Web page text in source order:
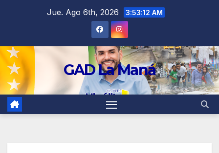
Jue. Ago 6th, 2026 3:53:13 AM
GAD La Maná